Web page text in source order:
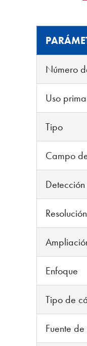
Número
Uso
Tipo
Campo
Enfoque
Tipo de
Fuente